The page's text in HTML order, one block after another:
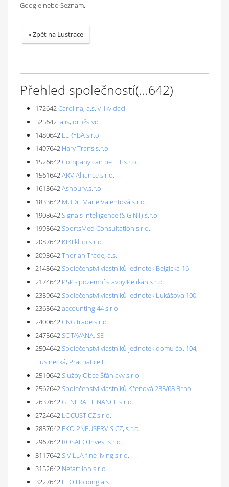
Google nebo Seznam.
»Zpět na Lustrace
Přehled společností(...642)
172642Carolina, a.s. v likvidaci
525642 Jalis, družstvo
1480642 LERYBA s.r.o.
1497642 Hary Trans s.r.o.
1526642Company can be FIT s.r.o.
1561642ARV Alliance s.r.o.
1613642Ashbury,s.r.o.
1833642 MUDr. Marie Valentová s.r.o.
1908642Signals Intelligence (SIGINT) s.r.o.
1995642SportsMed Consultation s.r.o.
2087642 KIKI klub s.r.o.
2093642Thorian Trade, a.s.
2145642Společenství vlastníků jednotek Belgická 16
2174642 PSP - pozemní stavby Pelikán s.r.o.
2359642Společenství vlastníků jednotek Lukášova 100
2365642accounting 44 s.r.o.
2400642CNG trade s.r.o.
2475642SOTAVANA, SE
2504642Společenství vlastníků jednotek domu čp. 104,
Husinecká, Prachatice II.
2510642Služby Obce Šťáhlavy s.r.o.
2562642Společenství vlastníků Křenová 235/68 Brno
2637642GENERAL FINANCE s.r.o.
2724642 LOCUST CZ s.r.o.
2857642 EKO PNEUSERVIS CZ, s.r.o.
2967642 ROSALO Invest s.r.o.
3117642S VILLA fine living s.r.o.
3152642 Nefartilon s.r.o.
3227642 LFO Holding a.s.